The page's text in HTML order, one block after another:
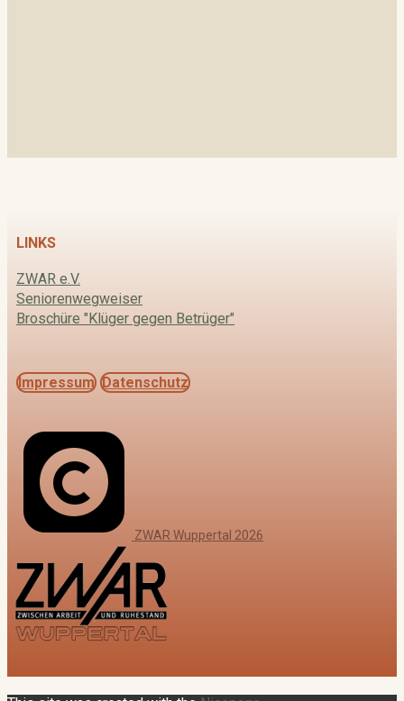
LINKS
ZWAR e.V.
Seniorenwegweiser
Broschüre "Klüger gegen Betrüger"
Impressum Datenschutz
ZWAR Wuppertal 2026